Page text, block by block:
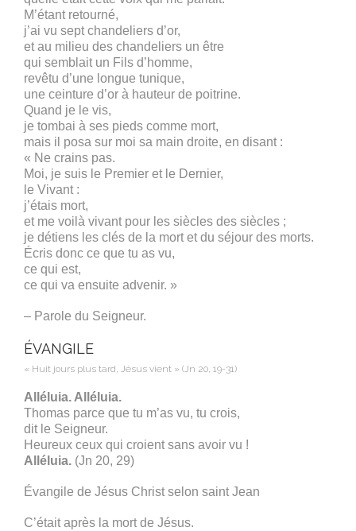
M’étant retourné,
j’ai vu sept chandeliers d’or,
et au milieu des chandeliers un être
qui semblait un Fils d’homme,
revêtu d’une longue tunique,
une ceinture d’or à hauteur de poitrine.
Quand je le vis,
je tombai à ses pieds comme mort,
mais il posa sur moi sa main droite, en disant :
« Ne crains pas.
Moi, je suis le Premier et le Dernier,
le Vivant :
j’étais mort,
et me voilà vivant pour les siècles des siècles ;
je détiens les clés de la mort et du séjour des morts.
Écris donc ce que tu as vu,
ce qui est,
ce qui va ensuite advenir. »
– Parole du Seigneur.
ÉVANGILE
« Huit jours plus tard, Jésus vient » (Jn 20, 19-31)
Alléluia. Alléluia.
Thomas parce que tu m’as vu, tu crois,
dit le Seigneur.
Heureux ceux qui croient sans avoir vu !
Alléluia. (Jn 20, 29)
Évangile de Jésus Christ selon saint Jean
C’était après la mort de Jésus.